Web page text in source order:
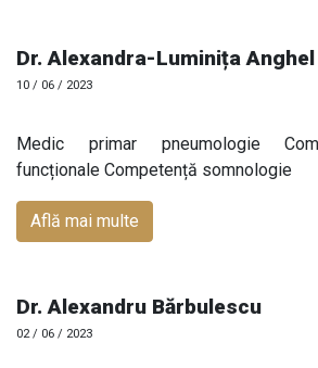
Dr. Alexandra-Luminița Anghel
10 / 06 / 2023
Medic primar pneumologie
funcționale Competență somnologie
Află mai multe
Dr. Alexandru Bărbulescu
02 / 06 / 2023